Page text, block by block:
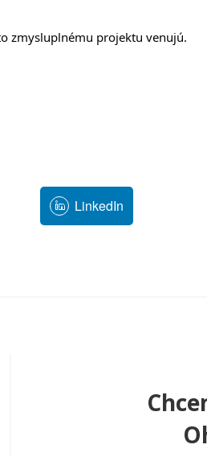
zmysluplnému projektu venujú.
LinkedIn